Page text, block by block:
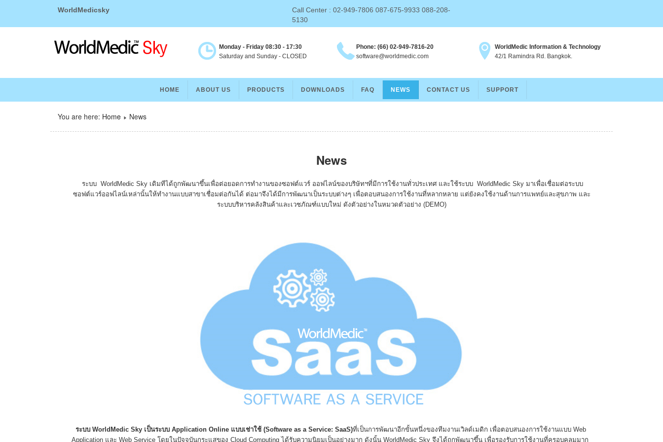
WorldMedicsky
Call Center : 02-949-7806 087-675-9933 088-208-
5130
Monday - Friday 08:30 - 17:30
Saturday and Sunday - CLOSED
Phone: (66) 02-949-7816-20
software@worldmedic.com
WorldMedic Information & Technology
42/1 Ramindra Rd. Bangkok.
HOME ABOUT US PRODUCTS DOWNLOADS FAQ NEWS CONTACT US SUPPORT
You are here: Home News
News
ระบบ WorldMedic Sky เดิมทีได้ถูกพัฒนาขึ้นเพื่อต่อยอดการทำงานของซอฟต์แวร์ ออฟไลน์ของบริษัทฯที่มีการใช้งานทั่วประเทศ และใช้ระบบ WorldMedic Sky มาเพื่อเชื่อมต่อระบบ
ซอฟต์แวร์ออฟไลน์เหล่านั้นให้ทำงานแบบสาขาเชื่อมต่อกันได้ ต่อมาจึงได้มีการพัฒนาเป็นระบบต่างๆ เพื่อตอบสนองการใช้งานที่หลากหลาย แต่ยังคงใช้งานด้านการแพทย์และสุขภาพ และ
ระบบบริหารคลังสินค้าและเวชภัณฑ์แบบใหม่ ดังตัวอย่างในหมวดตัวอย่าง (DEMO)
ระบบ WorldMedic Sky เป็นระบบ Application Online แบบเช่าใช้ (Software as a Service: SaaS)ที่เป็นการพัฒนาอีกขั้นหนึ่งของทีมงานเวิลด์เมดิก เพื่อตอบสนองการใช้งานแบบ Web
Application และ Web Service โดยในปัจจุบันกระแสของ Cloud Computing ได้รับความนิยมเป็นอย่างมาก ดังนั้น WorldMedic Sky จึงได้ถูกพัฒนาขึ้น เพื่อรองรับการใช้งานที่ครอบคลุมมาก